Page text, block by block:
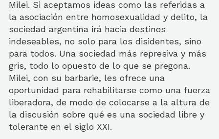
Milei. Si aceptamos ideas como las referidas a
la asociación entre homosexualidad y delito, la
sociedad argentina irá hacia destinos
indeseables, no solo para los disidentes, sino
para todos. Una sociedad más represiva y más
gris, todo lo opuesto de lo que se pregona.
Milei, con su barbarie, les ofrece una
oportunidad para rehabilitarse como una fuerza
liberadora, de modo de colocarse a la altura de
la discusión sobre qué es una sociedad libre y
tolerante en el siglo XXI.